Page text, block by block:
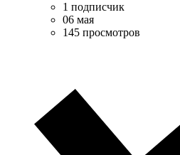
1 подписчик
06 мая
145 просмотров